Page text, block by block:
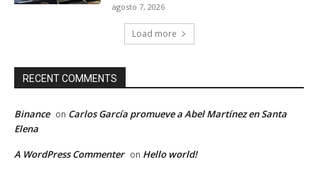
agosto 7, 2026
Load more
RECENT COMMENTS
Binance on Carlos García promueve a Abel Martínez en Santa
Elena
A WordPress Commenter on Hello world!